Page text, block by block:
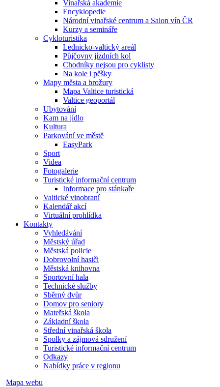
Vinařská akademie
Encyklopedie
Národní vinařské centrum a Salon vín ČR
Kurzy a semináře
Cykloturistika
Lednicko-valtický areál
Půjčovny jízdních kol
Chodníky nejsou pro cyklisty
Na kole i pěšky
Mapy města a brožury
Mapa Valtice turistická
Valtice geoportál
Ubytování
Kam na jídlo
Kultura
Parkování ve městě
EasyPark
Sport
Videa
Fotogalerie
Turistické informační centrum
Informace pro stánkaře
Valtické vinobraní
Kalendář akcí
Virtuální prohlídka
Kontakty
Vyhledávání
Městský úřad
Městská policie
Dobrovolní hasiči
Městská knihovna
Sportovní hala
Technické služby
Sběrný dvůr
Domov pro seniory
Mateřská škola
Základní škola
Střední vinařská škola
Spolky a zájmová sdružení
Turistické informační centrum
Odkazy
Nabídky práce v regionu
Mapa webu